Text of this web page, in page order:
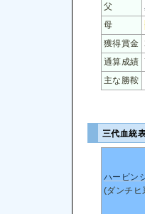
父
母
獲得賞金
通算成績
主な勝鞍
三代血統
ハービン
(ダンチヒ